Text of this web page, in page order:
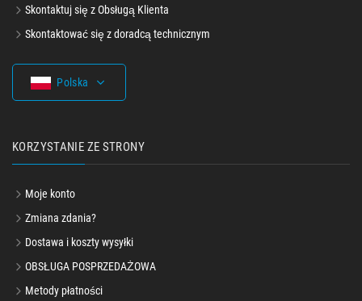
Skontaktuj się z Obsługą Klienta
Skontaktować się z doradcą technicznym
Polska
KORZYSTANIE ZE STRONY
Moje konto
Zmiana zdania?
Dostawa i koszty wysyłki
OBSŁUGA POSPRZEDAŻOWA
Metody płatności